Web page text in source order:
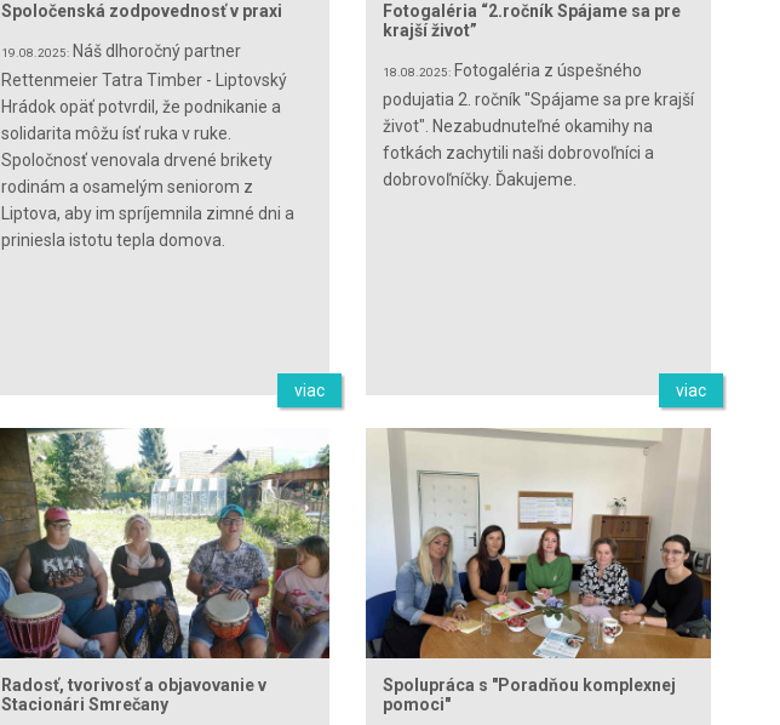
Spoločenská zodpovednosť v praxi
19.08.2025: Náš dlhoročný partner
Rettenmeier Tatra Timber - Liptovský
Hrádok opäť potvrdil, že podnikanie a
solidarita môžu ísť ruka v ruke.
Spoločnosť venovala drvené brikety
rodinám a osamelým seniorom z
Liptova, aby im spríjemnila zimné dni a
priniesla istotu tepla domova.
viac
Fotogaléria “2.ročník Spájame sa pre
krajší život”
18.08.2025: Fotogaléria z úspešného
podujatia 2. ročník "Spájame sa pre krajší
život". Nezabudnuteľné okamihy na
fotkách zachytili naši dobrovoľníci a
dobrovoľníčky. Ďakujeme.
viac
Radosť, tvorivosť a objavovanie v
Stacionári Smrečany
Spolupráca s "Poradňou komplexnej
pomoci"